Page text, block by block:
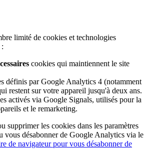
limité de cookies et technologies
cookies qui maintiennent le site
définis par Google Analytics 4 (notamment
restent sur votre appareil jusqu'à deux ans.
activés via Google Signals, utilisés pour la
et le remarketing.
supprimer les cookies dans les paramètres
vous désabonner de Google Analytics via le
de navigateur pour vous désabonner de